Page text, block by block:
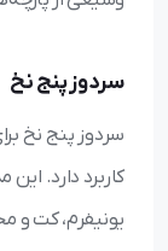
سردوز پنج نخ
سردوز پنج نخ
کاربرد دارد. این
یونیفرم، کت و